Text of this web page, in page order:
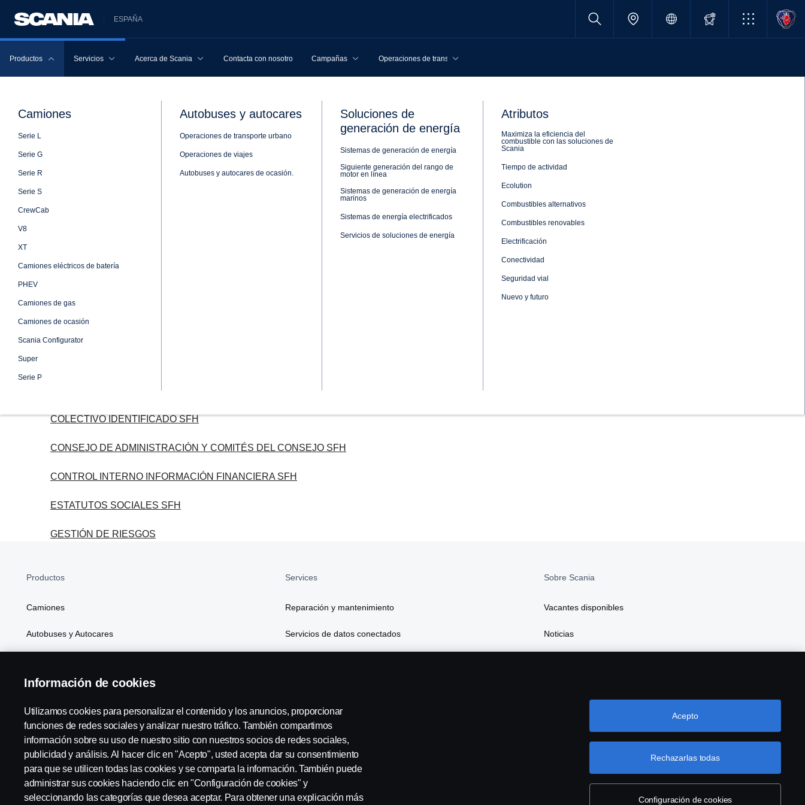
ESPAÑA
Productos
Camiones
Serie L
Serie G
Serie R
Serie S
CrewCab
V8
XT
Camiones eléctricos de batería
PHEV
Camiones de gas
Camiones de ocasión
Scania Configurator
Super
Serie P
Autobuses y autocares
Operaciones de transporte urbano
Operaciones de viajes
Autobuses y autocares de ocasión.
Soluciones de
generación de energía
Sistemas de generación de energía
Siguiente generación del rango de
motor en línea
Sistemas de generación de energía
marinos
Sistemas de energía electrificados
Servicios de soluciones de energía
Atributos
Maximiza la eficiencia del
combustible con las soluciones de
Scania
Tiempo de actividad
Ecolution
Combustibles alternativos
Combustibles renovables
Electrificación
Conectividad
Seguridad vial
Nuevo y futuro
Servicios Acerca de Scania Contacta con nosotros Campañas Operaciones de transporte
MA­CIÓN RELEVANTE
POLÍTICA NOMBRAMIENTOS SFH
TRATÓN CÓDIGO DE CONDUCTA
COLECTIVO IDENTIFICADO SFH
CONSEJO DE ADMINISTRACIÓN Y COMITÉS DEL CONSEJO SFH
CONTROL INTERNO INFORMACIÓN FINANCIERA SFH
ESTATUTOS SOCIALES SFH
GESTIÓN DE RIESGOS
Productos
Camiones
Autobuses y Autocares
Atributos
Services
Reparación y mantenimiento
Servicios de datos conectados
Sobre Scania
Vacantes disponibles
Noticias
Scania in Your Region: España
Información de cookies
Utilizamos cookies para personalizar el contenido y los anuncios, proporcionar
funciones de redes sociales y analizar nuestro tráfico. También compartimos
información sobre su uso de nuestro sitio con nuestros socios de redes sociales,
publicidad y análisis. Al hacer clic en "Acepto", usted acepta dar su consentimiento
para que se utilicen todas las cookies y se comparta la información. También puede
administrar sus cookies haciendo clic en "Configuración de cookies" y
seleccionando las categorías que desea aceptar. Para obtener una explicación más
Configuración de cookies
Rechazarlas todas
Acepto